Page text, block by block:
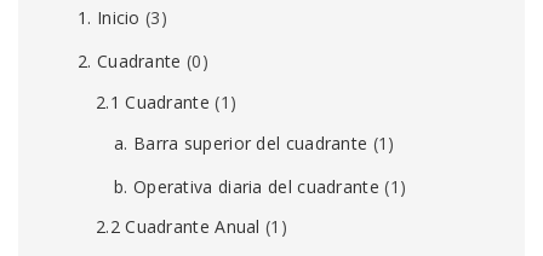
1. Inicio (3)
2. Cuadrante (0)
2.1 Cuadrante (1)
a. Barra superior del cuadrante (1)
b. Operativa diaria del cuadrante (1)
2.2 Cuadrante Anual (1)